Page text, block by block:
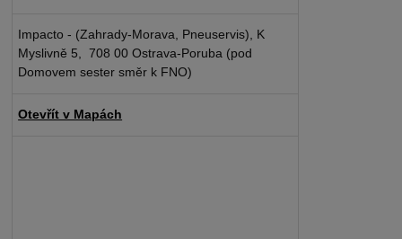
Impacto - (Zahrady-Morava, Pneuservis), K
Myslivně 5, 708 00 Ostrava-Poruba (pod
Domovem sester směr k FNO)
Otevřít v Mapách